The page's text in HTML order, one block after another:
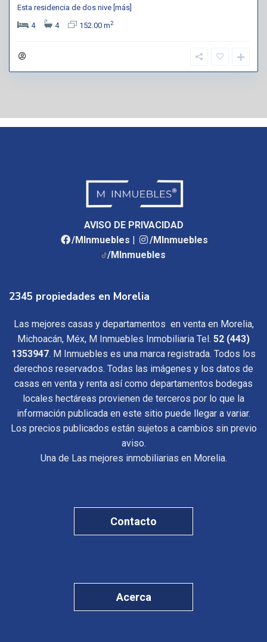
Esta residencia de dos nive [más]
4
4 152.00 m2
AVISO DE PRIVACIDAD
/MInmuebles |
/MInmuebles
/MInmuebles
2345 propiedades en Morelia
Las mejores casas y departamentos en venta en Morelia,
Michoacán, Méx, M Inmuebles Inmobiliaria Tel. 52 (443)
1353947. M Inmuebles es una marca registrada. Todos los
derechos reservados. Todas las imágenes y los datos de
casas en venta y renta así como departamentos bodegas
locales hectáreas provienen de terceros por lo que la
información publicada en este sitio puede llegar a variar.
Los precios publicados están sujetos a cambios sin previo
aviso.
Una de Las mejores inmobiliarias en Morelia.